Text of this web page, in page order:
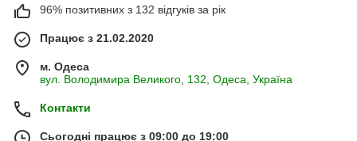
96% позитивних з 132 відгуків за рік
Працює з 21.02.2020
м. Одеса
вул. Володимира Великого, 132, Одеса, Україна
Контакти
Сьогодні працює з 09:00 до 19:00